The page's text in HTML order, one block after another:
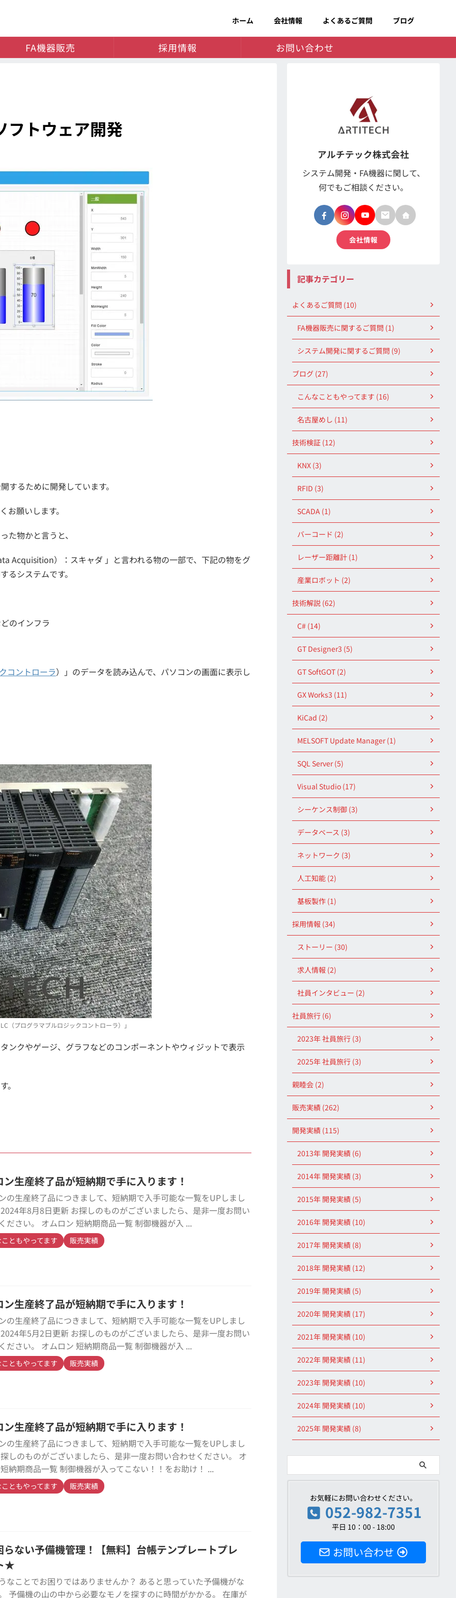
ホーム 会社情報 よくあるご質問 ブログ
FA機器販売 採用情報 お問い合わせ
フトウェア開発
するために開発しています。
お願いします。
た物かと言うと、
Acquisition）：スキャダ 」と言われる物の一部で、下記の物をグ
るシステムです。
のインフラ
コントローラ）」のデータを読み込んで、パソコンの画面に表示し
（プログラマブルロジックコントローラ）」
ンクやゲージ、グラフなどのコンポーネントやウィジットで表示
。
ン生産終了品が短納期で手に入ります！
の生産終了品につきまして、短納期で入手可能な一覧をUPしまし
年8月8日更新 お探しのものがございましたら、是非一度お問い
ださい。 オムロン 短納期商品一覧 制御機器が入 ...
ともやってます 販売実績
ン生産終了品が短納期で手に入ります！
の生産終了品につきまして、短納期で入手可能な一覧をUPしまし
年5月2日更新 お探しのものがございましたら、是非一度お問い
ださい。 オムロン 短納期商品一覧 制御機器が入 ...
ともやってます 販売実績
ン生産終了品が短納期で手に入ります！
の生産終了品につきまして、短納期で入手可能な一覧をUPしまし
しのものがございましたら、是非一度お問い合わせください。 オ
納期商品一覧 制御機器が入ってこない！！をお助け！ ...
ともやってます 販売実績
らない予備機管理！【無料】台帳テンプレートプレ
★
なことでお困りではありませんか？ あると思っていた予備機がな
予備機の山の中から必要なモノを探すのに時間がかかる。 在庫が
アルチテック株式会社
システム開発・FA機器に関して、
何でもご相談ください。
会社情報
記事カテゴリー
よくあるご質問 (10)
FA機器販売に関するご質問 (1)
システム開発に関するご質問 (9)
ブログ (27)
こんなこともやってます (16)
名古屋めし (11)
技術検証 (12)
KNX (3)
RFID (3)
SCADA (1)
バーコード (2)
レーザー距離計 (1)
産業ロボット (2)
技術解説 (62)
C# (14)
GT Designer3 (5)
GT SoftGOT (2)
GX Works3 (11)
KiCad (2)
MELSOFT Update Manager (1)
SQL Server (5)
Visual Studio (17)
シーケンス制御 (3)
データベース (3)
ネットワーク (3)
人工知能 (2)
基板製作 (1)
採用情報 (34)
ストーリー (30)
求人情報 (2)
社員インタビュー (2)
社員旅行 (6)
2023年 社員旅行 (3)
2025年 社員旅行 (3)
親睦会 (2)
販売実績 (262)
開発実績 (115)
2013年 開発実績 (6)
2014年 開発実績 (3)
2015年 開発実績 (5)
2016年 開発実績 (10)
2017年 開発実績 (8)
2018年 開発実績 (12)
2019年 開発実績 (5)
2020年 開発実績 (17)
2021年 開発実績 (10)
2022年 開発実績 (11)
2023年 開発実績 (10)
2024年 開発実績 (10)
2025年 開発実績 (8)
お気軽にお問い合わせください。
052-982-7351
平日 10：00 - 18:00
お問い合わせ